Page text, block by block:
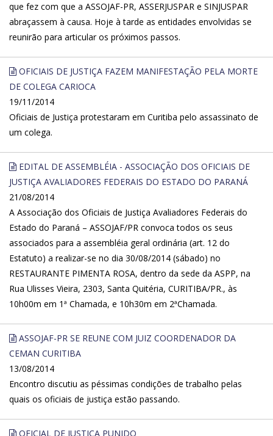
que fez com que a ASSOJAF-PR, ASSERJUSPAR e SINJUSPAR
abraçassem à causa. Hoje à tarde as entidades envolvidas se
reunirão para articular os próximos passos.
OFICIAIS DE JUSTIÇA FAZEM MANIFESTAÇÃO PELA MORTE
DE COLEGA CARIOCA
19/11/2014
Oficiais de Justiça protestaram em Curitiba pelo assassinato de
um colega.
EDITAL DE ASSEMBLÉIA - ASSOCIAÇÃO DOS OFICIAIS DE
JUSTIÇA AVALIADORES FEDERAIS DO ESTADO DO PARANÁ
21/08/2014
A Associação dos Oficiais de Justiça Avaliadores Federais do
Estado do Paraná – ASSOJAF/PR convoca todos os seus
associados para a assembléia geral ordinária (art. 12 do
Estatuto) a realizar-se no dia 30/08/2014 (sábado) no
RESTAURANTE PIMENTA ROSA, dentro da sede da ASPP, na
Rua Ulisses Vieira, 2303, Santa Quitéria, CURITIBA/PR., às
10h00m em 1ª Chamada, e 10h30m em 2ªChamada.
ASSOJAF-PR SE REUNE COM JUIZ COORDENADOR DA
CEMAN CURITIBA
13/08/2014
Encontro discutiu as péssimas condições de trabalho pelas
quais os oficiais de justiça estão passando.
OFICIAL DE JUSTIÇA PUNIDO